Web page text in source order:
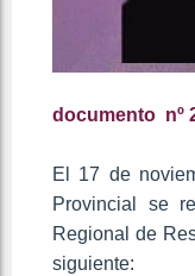
documento nº
El 17 de
Provincial se
Regional de
siguiente: